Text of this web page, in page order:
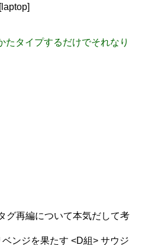
たタイプするだけでそれなり
グ再編について本気だして考
ンジを果たす <D組> サウジ